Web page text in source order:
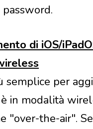
di iOS/
semplice per
in modalità
"over-the-air".